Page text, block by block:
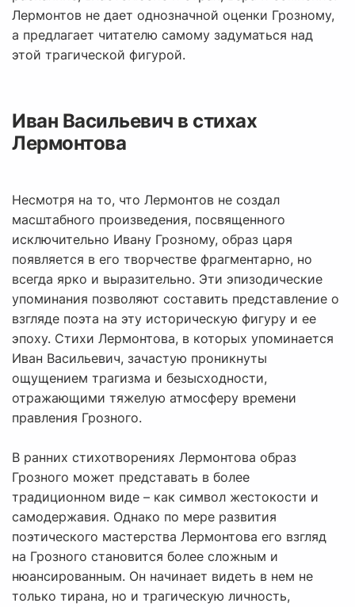
Лермонтов не дает однозначной оценки Грозному,
а предлагает читателю самому задуматься над
этой трагической фигурой.
Иван Васильевич в стихах
Лермонтова
Несмотря на то, что Лермонтов не создал
масштабного произведения, посвященного
исключительно Ивану Грозному, образ царя
появляется в его творчестве фрагментарно, но
всегда ярко и выразительно. Эти эпизодические
упоминания позволяют составить представление о
взгляде поэта на эту историческую фигуру и ее
эпоху. Стихи Лермонтова, в которых упоминается
Иван Васильевич, зачастую проникнуты
ощущением трагизма и безысходности,
отражающими тяжелую атмосферу времени
правления Грозного.
В ранних стихотворениях Лермонтова образ
Грозного может представать в более
традиционном виде – как символ жестокости и
самодержавия. Однако по мере развития
поэтического мастерства Лермонтова его взгляд
на Грозного становится более сложным и
нюансированным. Он начинает видеть в нем не
только тирана, но и трагическую личность,